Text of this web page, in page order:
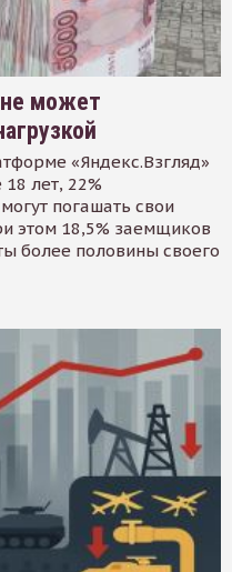
может
«Яндекс.Взгляд»
лет, 22%
погашать свои
этом 18,5% заемщиков
более половины своего